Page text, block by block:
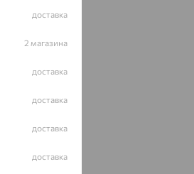
доставка
2 магазина
доставка
доставка
доставка
доставка